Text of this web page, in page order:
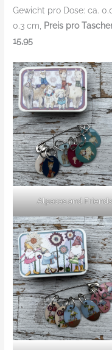
Gewicht pro Dose: ca.
0.3 cm, Preis pro
15,95
Alpacas and Friends